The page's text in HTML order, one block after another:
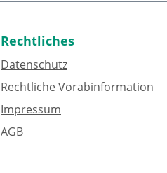
Rechtliches
Datenschutz
Rechtliche Vorabinformation
Impressum
AGB